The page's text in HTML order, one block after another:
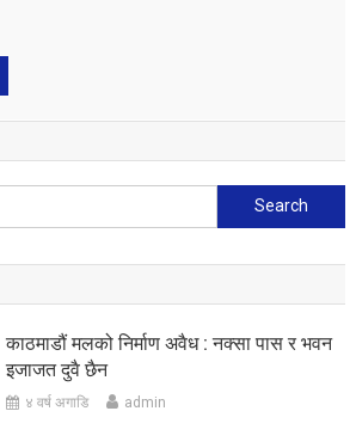
Search
for:
काठमाडौं मलको निर्माण अवैध : नक्सा पास र भवन
इजाजत दुवै छैन
४ वर्ष अगाडि admin